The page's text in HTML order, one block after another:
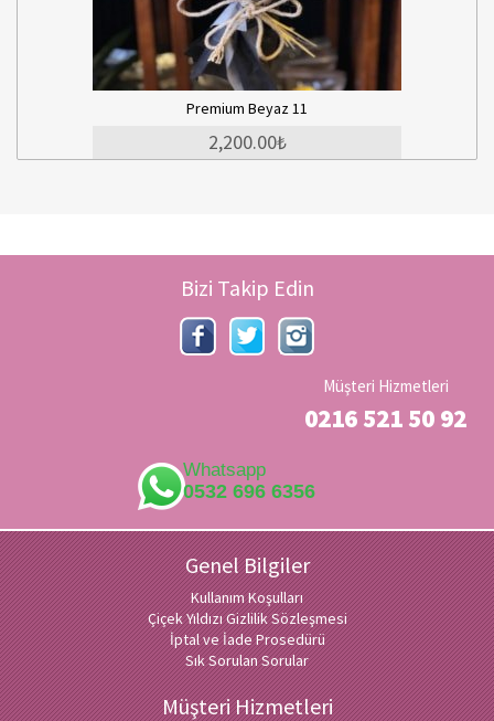
Bizi Takip Edin
Müşteri Hizmetleri
0216 521 50 92
Whatsapp
0532 696 6356
Genel Bilgiler
Kullanım Koşulları
Çiçek Yıldızı Gizlilik Sözleşmesi
İptal ve İade Prosedürü
Sık Sorulan Sorular
Müşteri Hizmetleri